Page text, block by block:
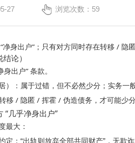
27 浏览次数：59
身出户”；只有对方同时存在转移 / 隐
论）
身出户” 条款。
）： 属于过错，但不必然少分 ；实务一
移 / 隐匿 / 挥霍 / 伪造债务 ，才可能少
“几乎净身出户”
最大：
定：“出轨则放弃全部共同财产”，无欺